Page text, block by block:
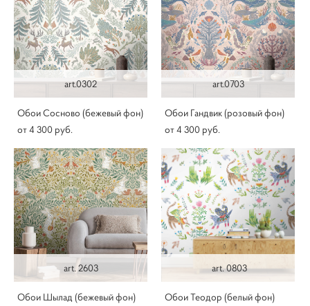
art.0302
Обои Сосново (бежевый фон)
от 4 300 pуб.
art.0703
Обои Гандвик (розовый фон)
от 4 300 pуб.
art. 2603
Обои Шылад (бежевый фон)
art. 0803
Обои Теодор (белый фон)